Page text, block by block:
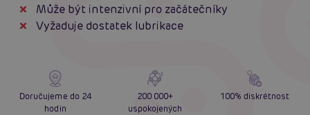
Může být intenzivní pro začátečníky
Vyžaduje dostatek lubrikace
Doručujeme do 24
hodin
200 000+
uspokojených
100% diskrétnost